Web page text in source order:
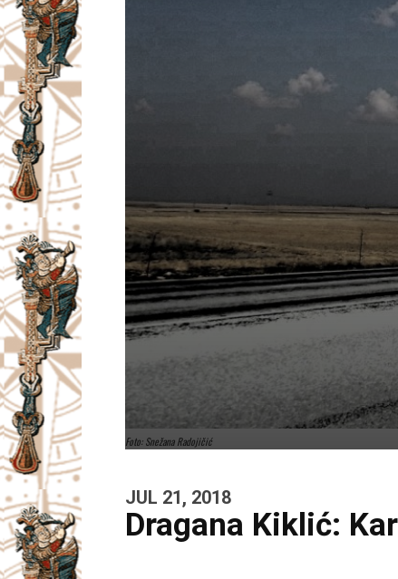
Foto: Snežana Radojičić
JUL 21, 2018
Dragana Kiklić: